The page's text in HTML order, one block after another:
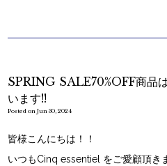
SPRING SALE70%OFF商品
います!!
Posted on Jun 30, 2024
皆様こんにちは！！
いつもCinq essentiel をご愛顧頂き